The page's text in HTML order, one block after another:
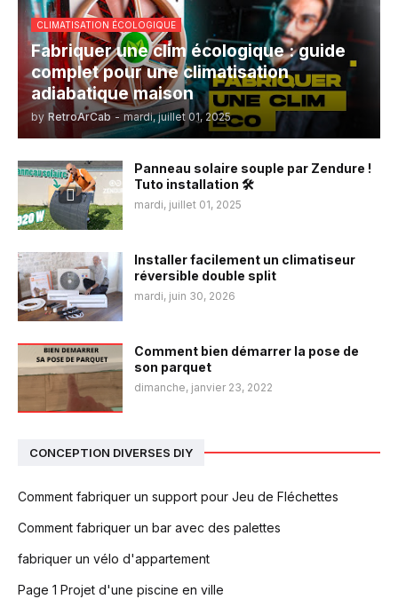
CLIMATISATION ÉCOLOGIQUE
Fabriquer une clim écologique : guide
complet pour une climatisation
adiabatique maison
by RetroArCab - mardi, juillet 01, 2025
Panneau solaire souple par Zendure !
Tuto installation 🛠️
mardi, juillet 01, 2025
Installer facilement un climatiseur
réversible double split
mardi, juin 30, 2026
Comment bien démarrer la pose de
son parquet
dimanche, janvier 23, 2022
CONCEPTION DIVERSES DIY
Comment fabriquer un support pour Jeu de Fléchettes
Comment fabriquer un bar avec des palettes
fabriquer un vélo d'appartement
Page 1 Projet d'une piscine en ville